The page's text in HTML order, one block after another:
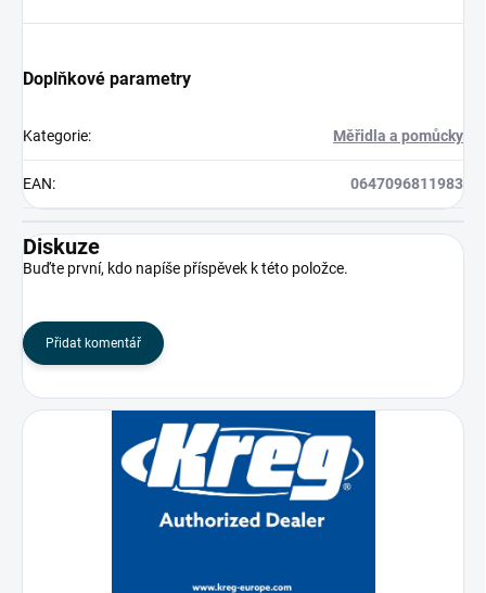
Doplňkové parametry
Kategorie: Měřidla a pomůcky
EAN: 0647096811983
Diskuze
Buďte první, kdo napíše příspěvek k této položce.
Přidat komentář